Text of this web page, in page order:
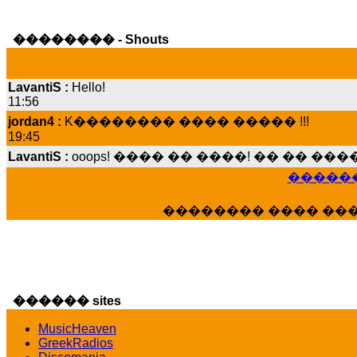
�������� - Shouts
11:56
jordan4 :
19:45
LavantiS :
���� ���; ���� ��� ��� ��������
veronica :E���� 2012 ��� ����� ���
16:39
veronica :[URL] ���� ���;
�������� ����
������ sites
MusicHeaven
GreekRadios